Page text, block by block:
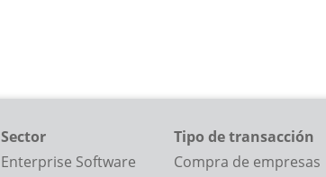
Sector
Enterprise Software
Tipo de transacción
Compra de empresas